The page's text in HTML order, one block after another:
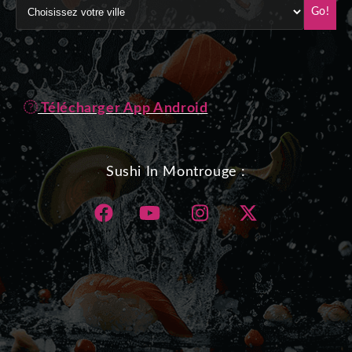
Go!
Télécharger App Android
Sushi In Montrouge :